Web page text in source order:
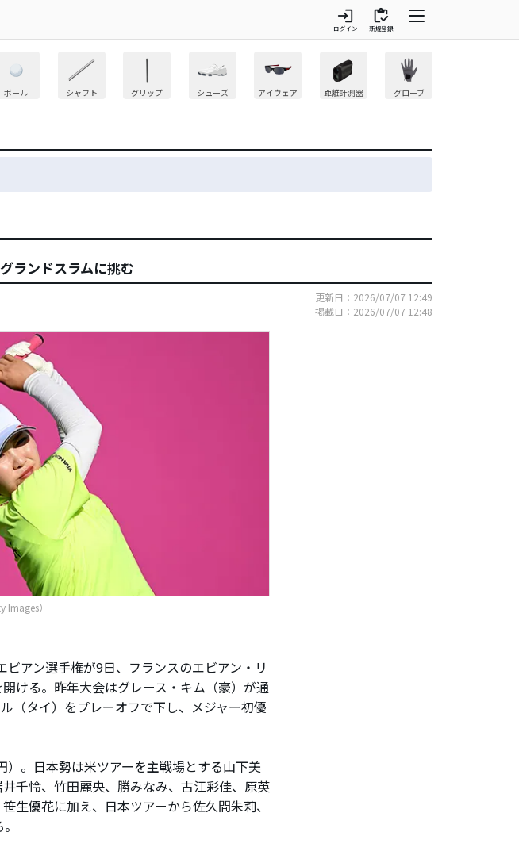
login
ログイン
inventory
新規登録
ボール シャフト グリップ シューズ アイウェア 距離計測器 グローブ
ランドスラムに挑む
更新日：2026/07/07 12:49
掲載日：2026/07/07 12:48
）
アン選手権が9日、フランスのエビアン・リ
ける。昨年大会はグレース・キム（豪）が通
（タイ）をプレーオフで下し、メジャー初優
。日本勢は米ツアーを主戦場とする山下美
千怜、竹田麗央、勝みなみ、古江彩佳、原英
生優花に加え、日本ツアーから佐久間朱莉、